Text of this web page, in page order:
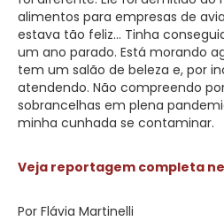
alimentos para empresas de
estava tão feliz… Tinha
um ano parado. Está morando
tem um salão de beleza e, por
atendendo. Não compreendo
sobrancelhas em plena
minha cunhada se contaminar.
Veja reportagem completa
Por Flávia Martinelli